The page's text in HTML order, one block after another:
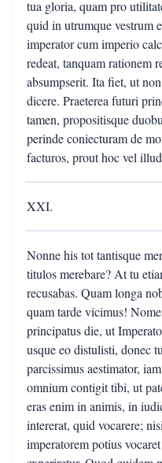
tua gloria, quam pro
quid in utrumque vestrum
imperator cum imperio
redeat, tanquam rationem
absumpserit. Ita fiet, ut
dicere. Praeterea futuri
tamen, propositisque
perinde coniecturam de
facturos, prout hoc vel
XXI.
Nonne his tot tantisque
titulos merebare? At tu
recusabas. Quam longa
quam tarde vicimus!
principatus die, ut
usque eo distulisti, donec
parcissimus aestimator,
omnium contigit tibi, ut
eras enim in animis, in
intererat, quid vocarere;
imperatorem potius